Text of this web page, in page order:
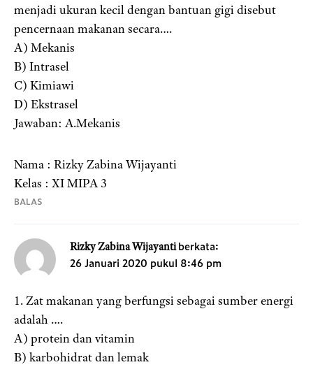
menjadi ukuran kecil dengan bantuan gigi disebut
pencernaan makanan secara….
A) Mekanis
B) Intrasel
C) Kimiawi
D) Ekstrasel
Jawaban: A.Mekanis
Nama : Rizky Zabina Wijayanti
Kelas : XI MIPA 3
BALAS
Rizky Zabina Wijayanti berkata:
26 Januari 2020 pukul 8:46 pm
1. Zat makanan yang berfungsi sebagai sumber energi
adalah ….
A) protein dan vitamin
B) karbohidrat dan lemak